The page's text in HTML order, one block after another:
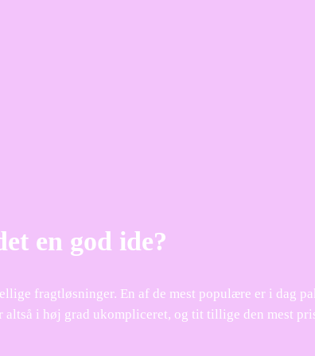
en god ide?
fragtløsninger. En af de mest populære er i dag
altså i høj grad ukompliceret, og tit tillige den mest